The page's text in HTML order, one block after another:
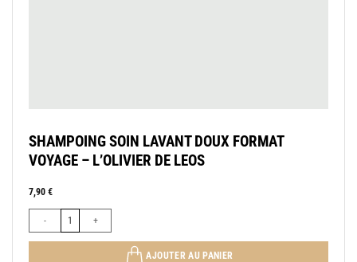
SHAMPOING SOIN LAVANT DOUX FORMAT
VOYAGE – L’OLIVIER DE LEOS
7,90 €
quantité de SHAMPOING SOIN LAVANT DOUX FORMAT VOYAGE -
AJOUTER AU PANIER